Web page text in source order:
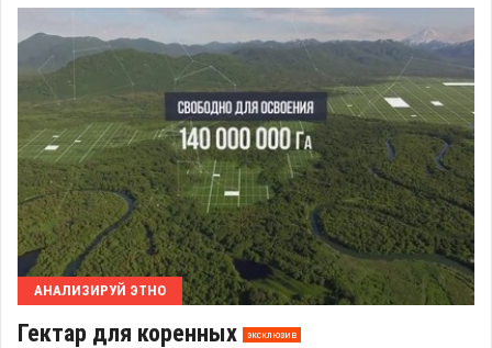
АНАЛИЗИРУЙ ЭТНО
Гектар для коренных эксклюзив